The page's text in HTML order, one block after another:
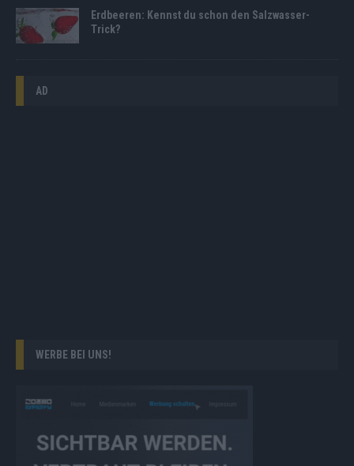
Erdbeeren: Kennst du schon den Salzwasser-
Trick?
AD
WERBE BEI UNS!